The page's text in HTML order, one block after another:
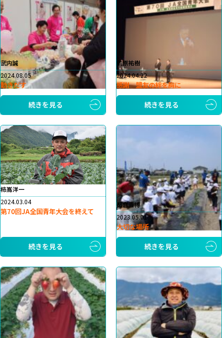
武内誠
2024.08.05
動きだす
続きを見る
前原祐樹
2024.04.22
感謝 盟友の絆を胸に
続きを見る
柿嶌洋一
2024.03.04
第70回JA全国青年大会を終えて
続きを見る
都倉貴博
2023.05.01
大切な場所
続きを見る